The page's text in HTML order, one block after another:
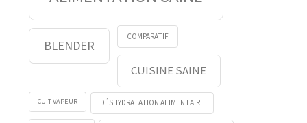
BLENDER
COMPARATIF
CUISINE SAINE
CUIT VAPEUR DÉSHYDRATATION ALIMENTAIRE